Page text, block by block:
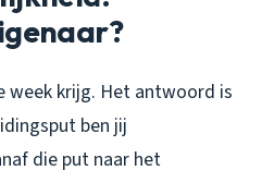
week krijg. Het antwoord is
ben jij
die put naar het